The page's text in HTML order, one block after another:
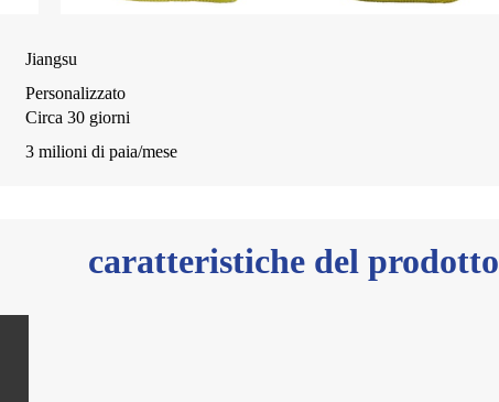
Jiangsu
Personalizzato
Circa 30 giorni
3 milioni di paia/mese
caratteristiche del prodotto